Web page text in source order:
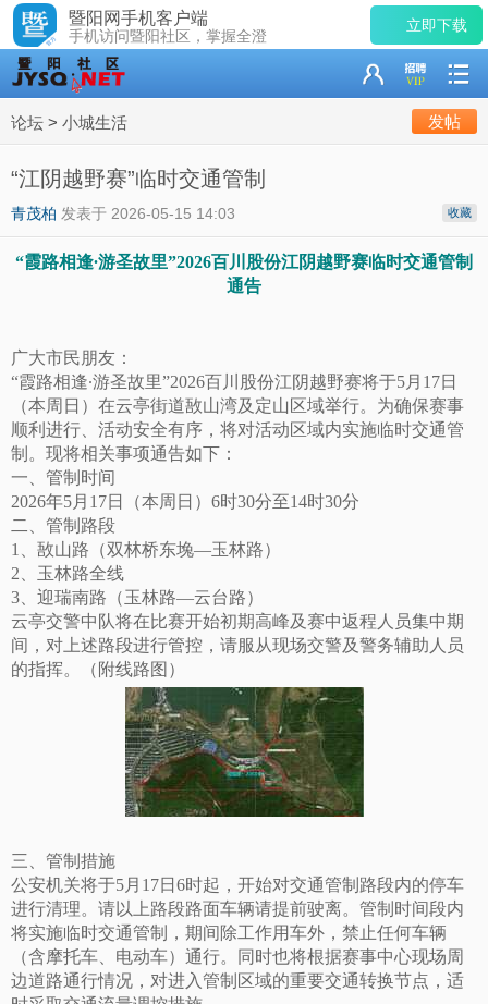
暨阳网手机客户端
手机访问暨阳社区，掌握全澄
立即下载
论坛 > 小城生活 发帖
“江阴越野赛”临时交通管制
收藏
青茂柏 发表于 2026-05-15 14:03
“霞路相逢∙游圣故里”2026百川股份江阴越野赛临时交通管制
通告
广大市民朋友：
“霞路相逢∙游圣故里”2026百川股份江阴越野赛将于5月17日
（本周日）在云亭街道敔山湾及定山区域举行。为确保赛事
顺利进行、活动安全有序，将对活动区域内实施临时交通管
制。现将相关事项通告如下：
一、管制时间
2026年5月17日（本周日）6时30分至14时30分
二、管制路段
1、敔山路（双林桥东堍—玉林路）
2、玉林路全线
3、迎瑞南路（玉林路—云台路）
云亭交警中队将在比赛开始初期高峰及赛中返程人员集中期
间，对上述路段进行管控，请服从现场交警及警务辅助人员
的指挥。（附线路图）
三、管制措施
公安机关将于5月17日6时起，开始对交通管制路段内的停车
进行清理。请以上路段路面车辆请提前驶离。管制时间段内
将实施临时交通管制，期间除工作用车外，禁止任何车辆
（含摩托车、电动车）通行。同时也将根据赛事中心现场周
边道路通行情况，对进入管制区域的重要交通转换节点，适